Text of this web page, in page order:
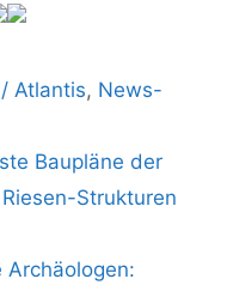
Atlantis, News-
Baupläne der
Strukturen
Archäologen: